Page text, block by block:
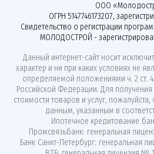
ООО
ОГРН 5147746173207,
Свидетельство о регистрации
МОЛОДОСТРОЙ -
Данный интернет-сайт носит
характер и ни при каких условиях не
определяемой положениями ч. 2 ст.
Российской Федерации. Для
стоимости товаров и услуг,
данным, указанным в
Ипотечное кредитование
Промсвязьбанк: генеральная
Банк Санкт-Петербург: генеральная